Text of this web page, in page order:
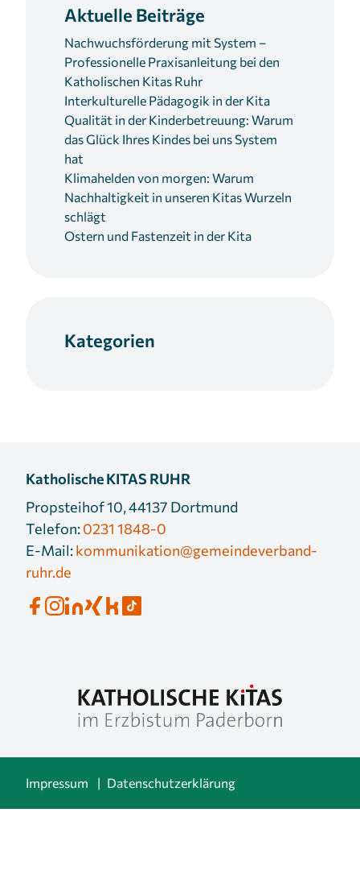
Aktuelle Beiträge
Nachwuchsförderung mit System –
Professionelle Praxisanleitung bei den
Katholischen Kitas Ruhr
Interkulturelle Pädagogik in der Kita
Qualität in der Kinderbetreuung: Warum
das Glück Ihres Kindes bei uns System
hat
Klimahelden von morgen: Warum
Nachhaltigkeit in unseren Kitas Wurzeln
schlägt
Ostern und Fastenzeit in der Kita
Kategorien
Katholische KITAS RUHR
Propsteihof 10, 44137 Dortmund
Telefon:0231 1848-0
E-Mail:kommunikation@gemeindeverband-
ruhr.de
Impressum Datenschutzerklärung